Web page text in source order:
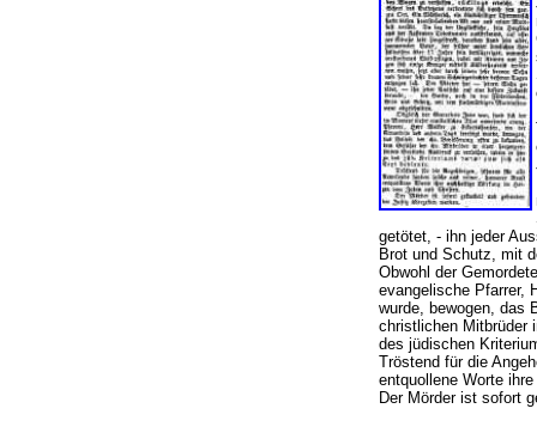
getötet, - ihn jeder
Brot und Schutz, mit
Obwohl der
evangelische Pfarrer,
wurde, bewogen, das
christlichen Mitbrüder
des jüdischen
Tröstend für die
entquollene Worte
Der Mörder ist sofort